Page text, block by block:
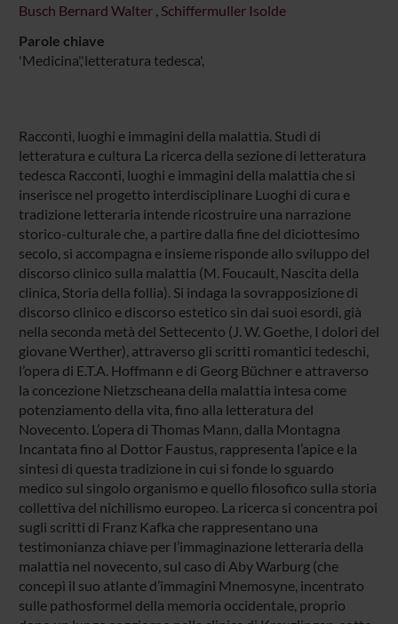
Busch Bernard Walter , Schiffermuller Isolde
Parole chiave
'Medicina','letteratura tedesca',
Racconti, luoghi e immagini della malattia. Studi di
letteratura e cultura La ricerca della sezione di letteratura
tedesca Racconti, luoghi e immagini della malattia che si
inserisce nel progetto interdisciplinare Luoghi di cura e
tradizione letteraria intende ricostruire una narrazione
storico-culturale che, a partire dalla fine del diciottesimo
secolo, si accompagna e insieme risponde allo sviluppo del
discorso clinico sulla malattia (M. Foucault, Nascita della
clinica, Storia della follia). Si indaga la sovrapposizione di
discorso clinico e discorso estetico sin dai suoi esordi, già
nella seconda metà del Settecento (J. W. Goethe, I dolori del
giovane Werther), attraverso gli scritti romantici tedeschi,
l’opera di E.T.A. Hoffmann e di Georg Büchner e attraverso
la concezione Nietzscheana della malattia intesa come
potenziamento della vita, fino alla letteratura del
Novecento. L’opera di Thomas Mann, dalla Montagna
Incantata fino al Dottor Faustus, rappresenta l’apice e la
sintesi di questa tradizione in cui si fonde lo sguardo
medico sul singolo organismo e quello filosofico sulla storia
collettiva del nichilismo europeo. La ricerca si concentra poi
sugli scritti di Franz Kafka che rappresentano una
testimonianza chiave per l’immaginazione letteraria della
malattia nel novecento, sul caso di Aby Warburg (che
concepì il suo atlante d’immagini Mnemosyne, incentrato
sulle pathosformel della memoria occidentale, proprio